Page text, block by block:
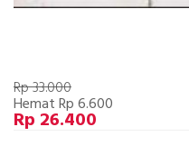
Rp 33.000
Hemat Rp 6.600
Rp 26.400